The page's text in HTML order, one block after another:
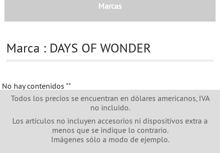
Marcas
Marca : DAYS OF WONDER
No hay contenidos ""
Todos los precios se encuentran en dólares americanos, IVA
no incluido.
Los artículos no incluyen accesorios ni dispositivos extra a
menos que se indique lo contrario.
Imágenes sólo a modo de ejemplo.